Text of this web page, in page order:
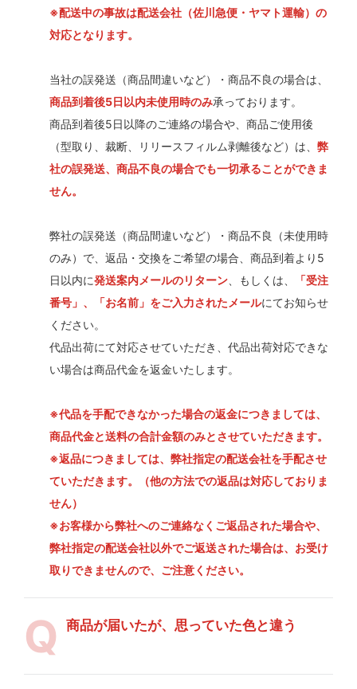
※配送中の事故は配送会社（佐川急便・ヤマト運輸）の
対応となります。
当社の誤発送（商品間違いなど）・商品不良の場合は、
商品到着後5日以内未使用時のみ承っております。
商品到着後5日以降のご連絡の場合や、商品ご使用後
（型取り、裁断、リリースフィルム剥離後など）は、 弊
社の誤発送、商品不良の場合でも一切承ることができま
せん。
弊社の誤発送（商品間違いなど）・商品不良（未使用時
のみ）で、返品・交換をご希望の場合、商品到着より5
日以内に発送案内メールのリターン 、もしくは、
「受注
番号」、「お名前」をご入力されたメールにてお知らせ
ください。
代品出荷にて対応させていただき、代品出荷対応できな
い場合は商品代金を返金いたします。
※代品を手配できなかった場合の返金につきましては、
商品代金と送料の合計金額のみとさせていただきます。
※返品につきましては、弊社指定の配送会社を手配させ
ていただきます。（他の方法での返品は対応しておりま
せん）
※お客様から弊社へのご連絡なくご返品された場合や、
弊社指定の配送会社以外でご返送された場合は、お受け
取りできませんので、ご注意ください。
商品が届いたが、思っていた色と違う